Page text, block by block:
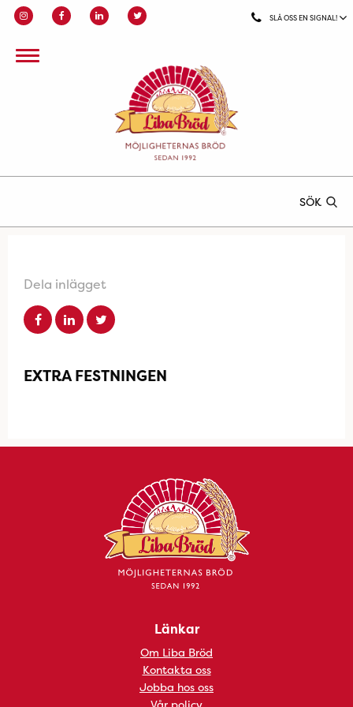
SLÅ OSS EN SIGNAL!
SÖK
Dela inlägget
EXTRA FESTNINGEN
Länkar
Om Liba Bröd
Kontakta oss
Jobba hos oss